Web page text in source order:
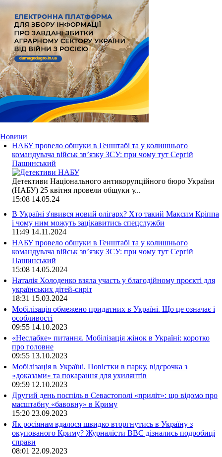
Новини
НАБУ провело обшуки в Генштабі та у колишнього
командувача військ зв’язку ЗСУ: при чому тут Сергій
Пашинський
Детективи Національного антикорупційного бюро України
(НАБУ) 25 квітня провели обшуки у...
15:08 14.05.24
В Україні з'явився новий олігарх? Хто такий Максим Кріппа
і чому ним можуть зацікавитись спецслужби
11:49 14.11.2024
НАБУ провело обшуки в Генштабі та у колишнього
командувача військ зв’язку ЗСУ: при чому тут Сергій
Пашинський
15:08 14.05.2024
Наталія Холоденко взяла участь у благодійному проєкті для
українських дітей-сиріт
18:31 15.03.2024
Мобілізація обмежено придатних в Україні. Що це означає і
особливості
09:55 14.10.2023
«Неслабке» питання. Мобілізація жінок в Україні: коротко
про головне
09:55 13.10.2023
Мобілізація в Україні. Повістки в парку, відсрочка з
«доказами» та покарання для ухилянтів
09:59 12.10.2023
Другий день поспіль в Севастополі «приліт»: що відомо про
масштабну «бавовну» в Криму
15:20 23.09.2023
Як росіянам вдалося швидко вторгнутись в Україну з
окупованого Криму? Журналісти ВВС дізнались подробиці
справи
08:01 22.09.2023